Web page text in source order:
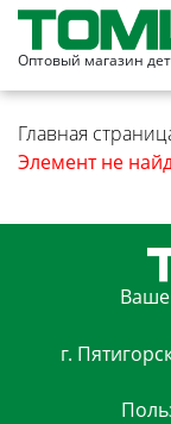
Оптовый магазин
Главная
Элемент не
Ваше
г.